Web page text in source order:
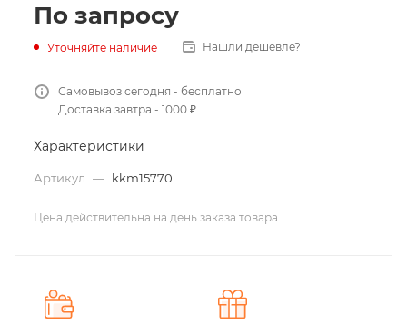
По запросу
Уточняйте наличие Нашли дешевле?
Самовывоз сегодня - бесплатно
Доставка завтра - 1000 ₽
Характеристики
Артикул — kkm15770
Цена действительна на день заказа товара